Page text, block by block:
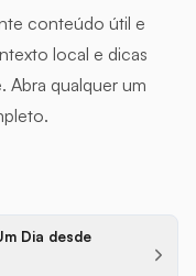
conteúdo útil e
local e dicas
Abra qualquer um
Dia desde